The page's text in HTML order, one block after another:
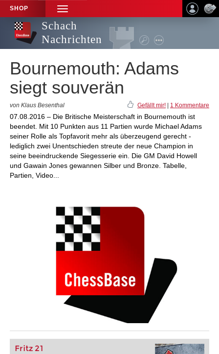
SHOP
TOGGLE
NAVIGATION
Schach
Nachrichten
Bournemouth: Adams
siegt souverän
von Klaus Besenthal Gefällt mir! 1 Kommentare
07.08.2016 – Die Britische Meisterschaft in Bournemouth ist
beendet. Mit 10 Punkten aus 11 Partien wurde Michael Adams
seiner Rolle als Topfavorit mehr als überzeugend gerecht -
lediglich zwei Unentschieden streute der neue Champion in
seine beeindruckende Siegesserie ein. Die GM David Howell
und Gawain Jones gewannen Silber und Bronze. Tabelle,
Partien, Video...
Fritz 21